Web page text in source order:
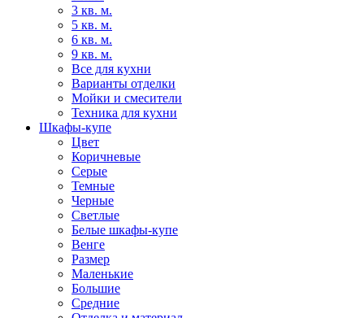
3 кв. м.
5 кв. м.
6 кв. м.
9 кв. м.
Все для кухни
Варианты отделки
Мойки и смесители
Техника для кухни
Шкафы-купе
Цвет
Коричневые
Серые
Темные
Черные
Светлые
Белые шкафы-купе
Венге
Размер
Маленькие
Большие
Средние